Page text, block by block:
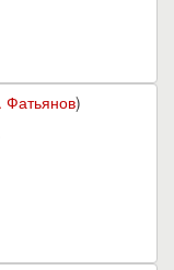
Фатьянов)